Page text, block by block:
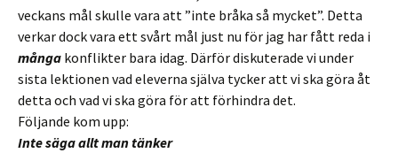
veckans mål skulle vara att ”inte bråka så mycket”. Detta
verkar dock vara ett svårt mål just nu för jag har fått reda i
många konflikter bara idag. Därför diskuterade vi under
sista lektionen vad eleverna själva tycker att vi ska göra åt
detta och vad vi ska göra för att förhindra det.
Följande kom upp:
Inte säga allt man tänker